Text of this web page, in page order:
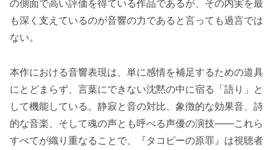
の側面で高い評価を得ている作品であるが、その内実を最
も深く支えているのが音響の力であると言っても過言では
ない。
本作における音響表現は、単に感情を補足するための道具
にとどまらず、言葉にできない沈黙の中に宿る「語り」と
して機能している。静寂と音の対比、象徴的な効果音、詩
的な音楽、そして魂の声とも呼べる声優の演技――これら
すべてが織り重なることで、『タコピーの原罪』は視聴者